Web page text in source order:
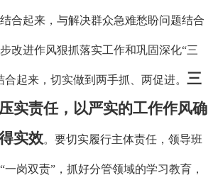
合起来，与解决群众急难愁盼问题结合
改进作风狠抓落实工作和巩固深化“三
合起来，切实做到两手抓、两促进。三
实责任，以严实的工作作风确
实效。要切实履行主体责任，领导班
“一岗双责”，抓好分管领域的学习教育，